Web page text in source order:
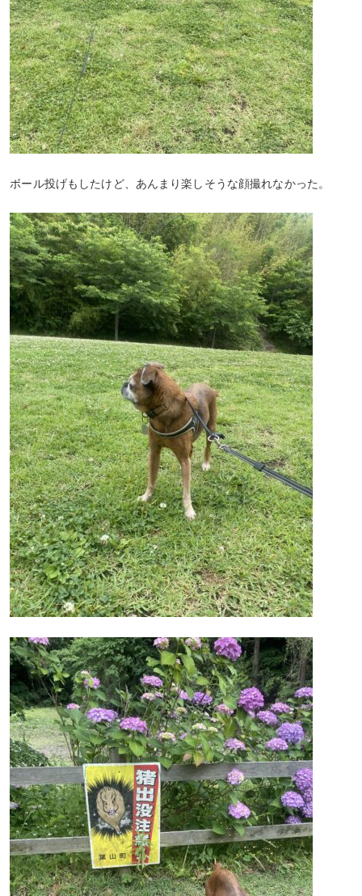
ボール投げもしたけど、あんまり楽しそうな顔撮れなかった。